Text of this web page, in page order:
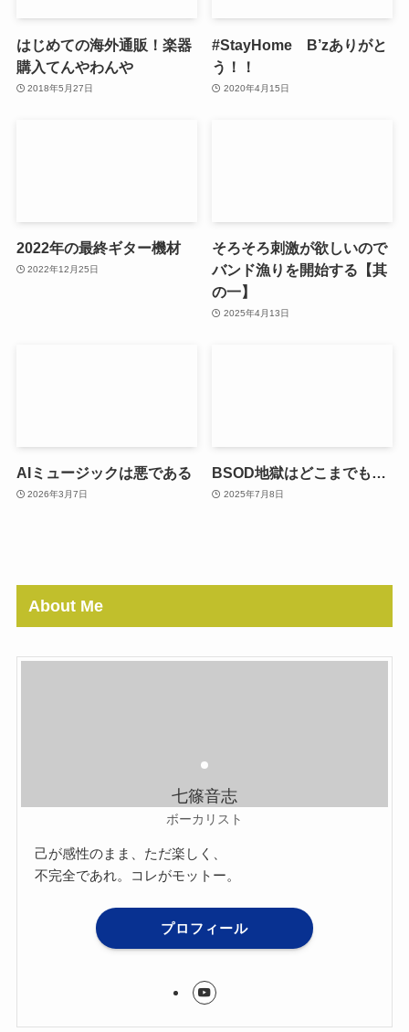
はじめての海外通販！楽器
購入てんやわんや
2018年5月27日
#StayHome B’zありがと
う！！
2020年4月15日
2022年の最終ギター機材
2022年12月25日
そろそろ刺激が欲しいので
バンド漁りを開始する【其
の一】
2025年4月13日
AIミュージックは悪である
2026年3月7日
BSOD地獄はどこまでも…
2025年7月8日
About Me
七篠音志
ボーカリスト
己が感性のまま、ただ楽しく、
不完全であれ。コレがモットー。
プロフィール